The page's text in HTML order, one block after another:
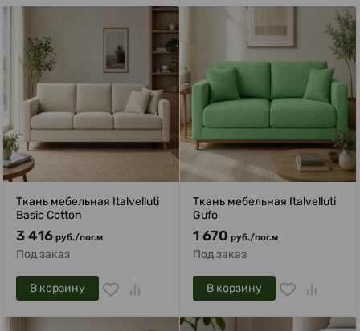
Ткань мебельная Italvelluti
Basic Cotton
3 416 руб./пог.м
Под заказ
В корзину
Ткань мебельная Italvelluti
Gufo
1 670 руб./пог.м
Под заказ
В корзину